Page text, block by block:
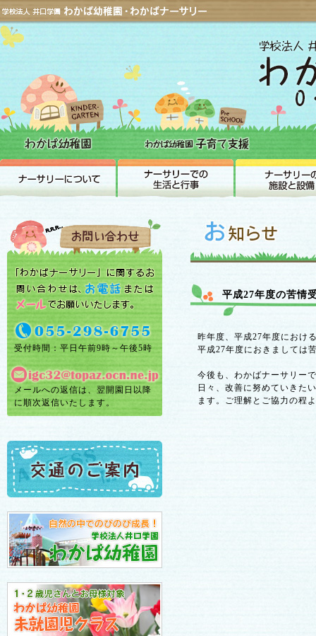
受付時間：平日午前9時～午後5時
メールへの返信は、翌開園日以降
に順次返信いたします。
平成27年度の苦情
昨年度、平成27年度におけ
平成27年度におきましては
今後も、わかばナーサリー
日々、改善に努めていきた
ます。ご理解とご協力の程